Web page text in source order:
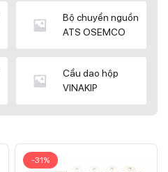
Bộ chuyển nguồn
ATS OSEMCO
Cầu dao hộp
VINAKIP
-31%